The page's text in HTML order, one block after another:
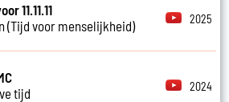
11.11.11
(Tijd voor menselijkheid)
2025
tijd
2024